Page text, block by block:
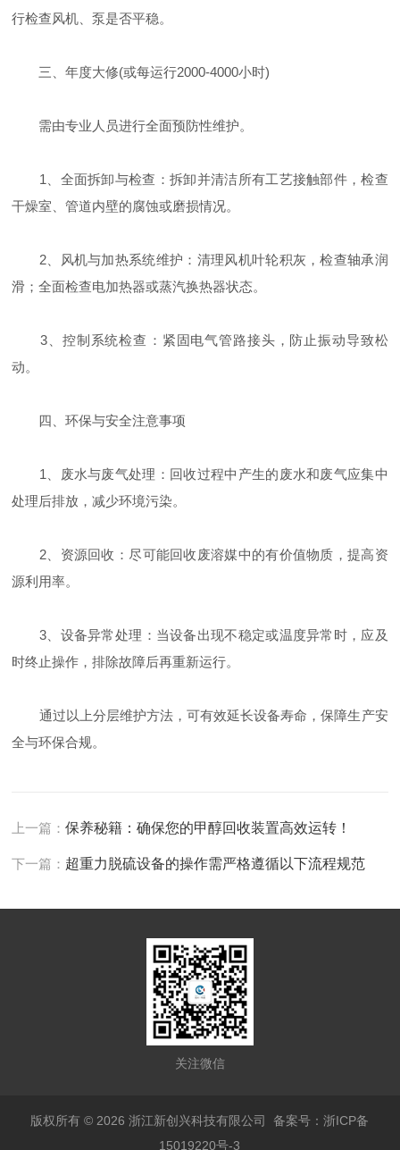
行检查风机、泵是否平稳‌。
三、年度大修(或每运行2000-4000小时)
需由专业人员进行全面预防性维护‌。
‌1、全面拆卸与检查‌：拆卸并清洁所有工艺接触部件，检查
干燥室、管道内壁的腐蚀或磨损情况‌。
‌2、风机与加热系统维护‌：清理风机叶轮积灰，检查轴承润
滑；全面检查电加热器或蒸汽换热器状态‌。
‌3、控制系统检查‌：紧固电气管路接头，防止振动导致松
动‌。
四、环保与安全注意事项
‌1、废水与废气处理‌：回收过程中产生的废水和废气应集中
处理后排放，减少环境污染‌。
‌2、资源回收‌：尽可能回收废溶媒中的有价值物质，提高资
源利用率‌。
‌3、设备异常处理‌：当设备出现不稳定或温度异常时，应及
时终止操作，排除故障后再重新运行‌。
通过以上分层维护方法，可有效延长设备寿命，保障生产安
全与环保合规‌。
上一篇：保养秘籍：确保您的甲醇回收装置高效运转！
下一篇： 超重力脱硫设备的操作需严格遵循以下流程规范
关注微信
版权所有 © 2026 浙江新创兴科技有限公司备案号：浙ICP备
15019220号-3